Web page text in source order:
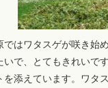
ではワタスゲが咲き始
いで、とてもきれいで
を添えています。ワタ